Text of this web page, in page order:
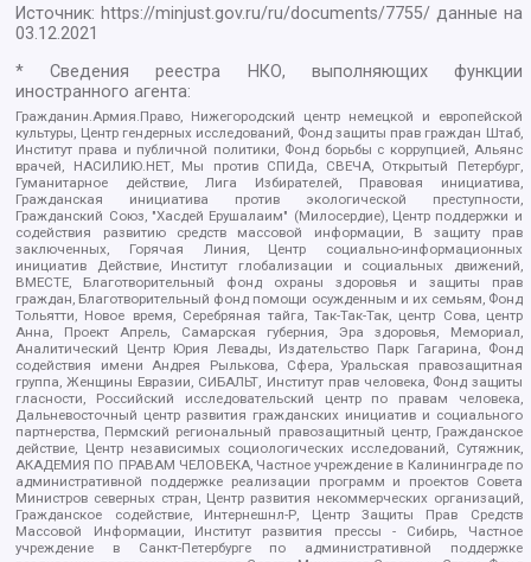
Источник: https://minjust.gov.ru/ru/documents/7755/ данные на
03.12.2021
* Сведения реестра НКО, выполняющих функции
иностранного агента:
Гражданин.Армия.Право, Нижегородский центр немецкой и европейской
культуры, Центр гендерных исследований, Фонд защиты прав граждан Штаб,
Институт права и публичной политики, Фонд борьбы с коррупцией, Альянс
врачей, НАСИЛИЮ.НЕТ, Мы против СПИДа, СВЕЧА, Открытый Петербург,
Гуманитарное действие, Лига Избирателей, Правовая инициатива,
Гражданская инициатива против экологической преступности,
Гражданский Союз, "Хасдей Ерушалаим" (Милосердие), Центр поддержки и
содействия развитию средств массовой информации, В защиту прав
заключенных, Горячая Линия, Центр социально-информационных
инициатив Действие, Институт глобализации и социальных движений,
ВМЕСТЕ, Благотворительный фонд охраны здоровья и защиты прав
граждан, Благотворительный фонд помощи осужденным и их семьям, Фонд
Тольятти, Новое время, Серебряная тайга, Так-Так-Так, центр Сова, центр
Анна, Проект Апрель, Самарская губерния, Эра здоровья, Мемориал,
Аналитический Центр Юрия Левады, Издательство Парк Гагарина, Фонд
содействия имени Андрея Рылькова, Сфера, Уральская правозащитная
группа, Женщины Евразии, СИБАЛЬТ, Институт прав человека, Фонд защиты
гласности, Российский исследовательский центр по правам человека,
Дальневосточный центр развития гражданских инициатив и социального
партнерства, Пермский региональный правозащитный центр, Гражданское
действие, Центр независимых социологических исследований, Сутяжник,
АКАДЕМИЯ ПО ПРАВАМ ЧЕЛОВЕКА, Частное учреждение в Калининграде по
административной поддержке реализации программ и проектов Совета
Министров северных стран, Центр развития некоммерческих организаций,
Гражданское содействие, Интернешнл-Р, Центр Защиты Прав Средств
Массовой Информации, Институт развития прессы - Сибирь, Частное
учреждение в Санкт-Петербурге по административной поддержке